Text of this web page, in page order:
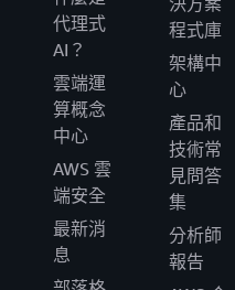
代理式
AI？
雲端運
算概念
中心
AWS 雲
端安全
最新消
息
程式庫
架構中
心
產品和
技術常
見問答
集
分析師
報告